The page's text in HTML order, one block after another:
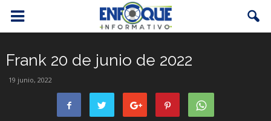
Frank 20 de junio de 2022
19 junio, 2022